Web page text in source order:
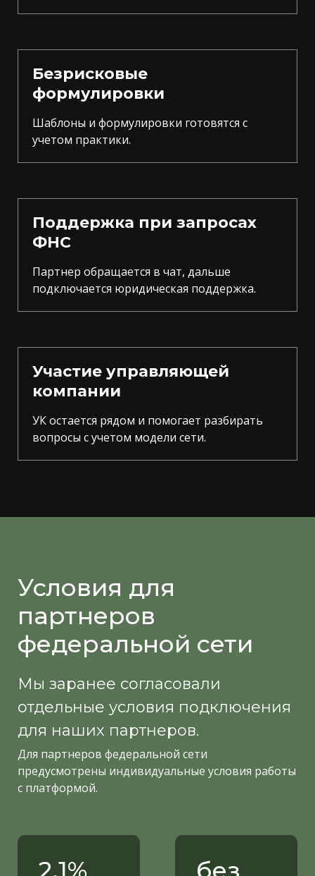
Безрисковые
формулировки
Шаблоны и формулировки готовятся с
учетом практики.
Поддержка при запросах
ФНС
Партнер обращается в чат, дальше
подключается юридическая поддержка.
Участие управляющей
компании
УК остается рядом и помогает разбирать
вопросы с учетом модели сети.
Условия для
партнеров
федеральной сети
Мы заранее согласовали
отдельные условия подключения
для наших партнеров.
Для партнеров федеральной сети
предусмотрены индивидуальные условия работы
с платформой.